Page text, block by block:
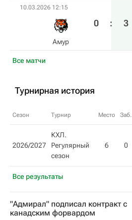
Все матчи
10.03.2026 12:15
Амур
0 : 3
Турнирная история
Сезон Турнир Место Заб.
2026/2027
КХЛ.
Регулярный
сезон
6 0
Все результаты
"Адмирал" подписал контракт с
канадским форвардом